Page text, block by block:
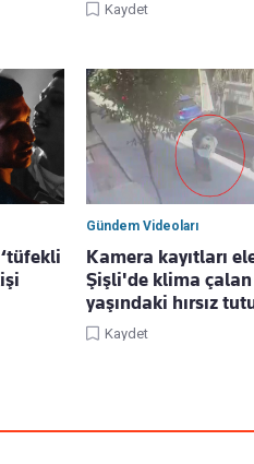
Kaydet
Gündem Videoları
Kamera kayıtları
Şişli'de klima çalan
yaşındaki hırsız
Kaydet